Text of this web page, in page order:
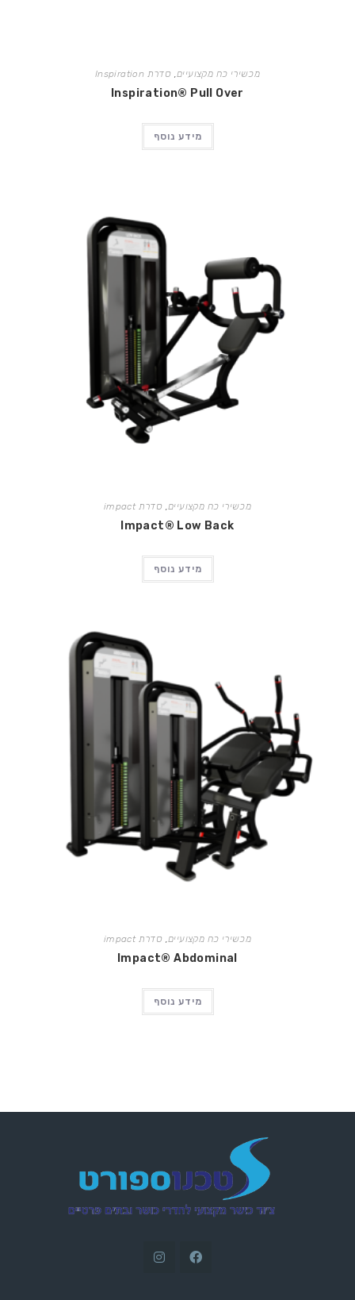
מכשירי כח מקצועיים,סדרת Inspiration
Inspiration® Pull Over
מידע נוסף
מכשירי כח מקצועיים,סדרת impact
Impact® Low Back
מידע נוסף
מכשירי כח מקצועיים,סדרת impact
Impact® Abdominal
מידע נוסף